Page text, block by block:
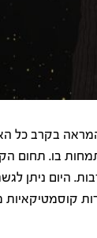
בקרב כל
בו. תחום
היום ניתן